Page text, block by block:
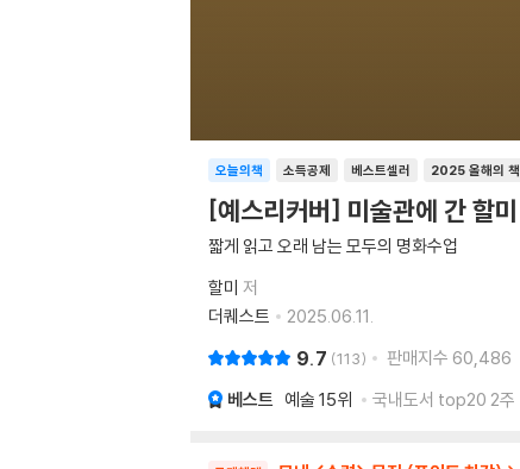
소득공제 베스트셀러
오늘의책 2025 올해의 책
[예스리커버] 미술관에 간 할미
짧게 읽고 오래 남는 모두의 명화수업
할미 저
더퀘스트
2025.06.11.
9.7 113 판매지수 60,486
베스트 예술 15위 국내도서 top20 2주